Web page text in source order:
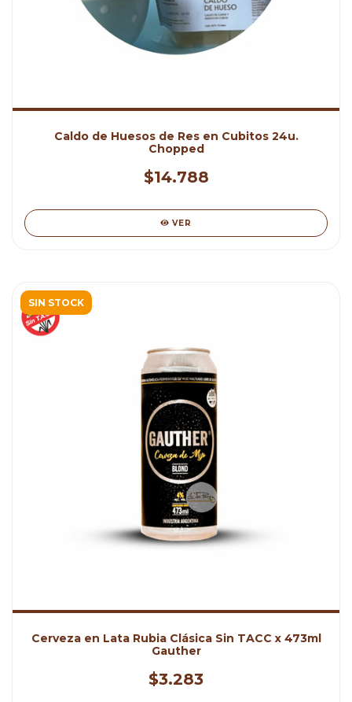
Caldo de Huesos de Res en Cubitos 24u.
Chopped
$14.788
VER
SIN STOCK
Cerveza en Lata Rubia Clásica Sin TACC x 473ml
Gauther
$3.283